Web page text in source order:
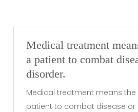
Medical treatment
a patient to combat
disorder.
Medical treatment means
patient to combat disease or